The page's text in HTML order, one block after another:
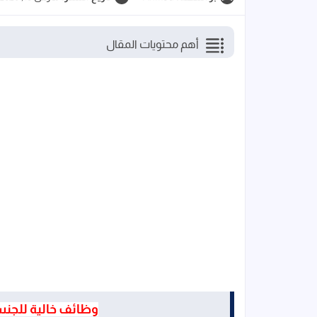
أهم محتويات المقال
وظائف خالية